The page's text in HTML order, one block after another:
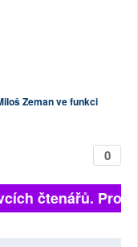
Zeman ve funkci
0
čtenářů.